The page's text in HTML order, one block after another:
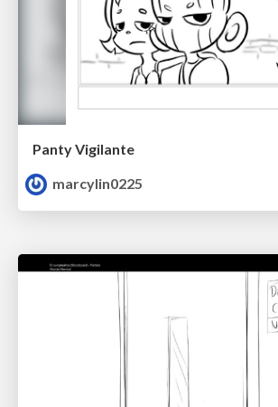
Panty Vigilante
marcylin0225